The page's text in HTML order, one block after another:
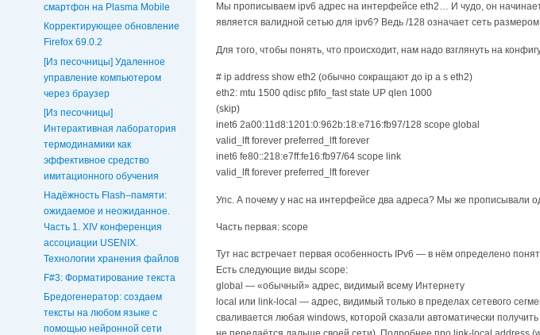
смартфон на Plasma Mobile
Корректирующее обновление
Firefox 69.0.2
[Из песочницы] Удаленное
управление компьютером
через браузер
[Из песочницы]
Интерактивная лаборатория
термодинамики как
эффективное средство
имитационного обучения
Надёжность Flash–памяти:
ожидаемое и неожиданное.
Часть 1. XIV конференция
ассоциации USENIX.
Технологии хранения файлов
F#3: Форматирование текста
Бредогенератор: создаем
тексты на любом языке с
помощью нейронной сети
Мы прописываем ipv6 адрес на интерфейсе eth2… И чудо, он
является валидной сетью для ipv6? Ведь /128 означает сеть
Для того, чтобы понять, что происходит, нам надо взглянуть на
# ip address show eth2 (обычно сокращают до ip a s eth2)
eth2: mtu 1500 qdisc pfifo_fast state UP qlen 1000
(skip)
inet6 2a00:11d8:1201:0:962b:18:e716:fb97/128 scope global
valid_lft forever preferred_lft forever
inet6 fe80::218:e7ff:fe16:fb97/64 scope link
valid_lft forever preferred_lft forever
Упс. А почему у нас на интерфейсе два адреса? Мы же прописывали
Часть первая: scope
Тут нас встречает первая особенность IPv6 — в нём определено
Есть следующие виды scope:
global — «обычный» адрес, видимый всему Интернету
local или link-local — адрес, видимый только в пределах сетевого
сваливается любая windows, которой сказали автоматически